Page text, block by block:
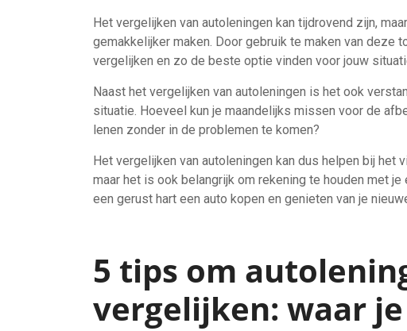
Het vergelijken van autoleningen kan tijdrovend zijn,
gemakkelijker maken. Door gebruik te maken van deze
vergelijken en zo de beste optie vinden voor jouw
Naast het vergelijken van autoleningen is het ook
situatie. Hoeveel kun je maandelijks missen voor de
lenen zonder in de problemen te komen?
Het vergelijken van autoleningen kan dus helpen bij het
maar het is ook belangrijk om rekening te houden met
een gerust hart een auto kopen en genieten van je
5 tips om
vergelijken: waar